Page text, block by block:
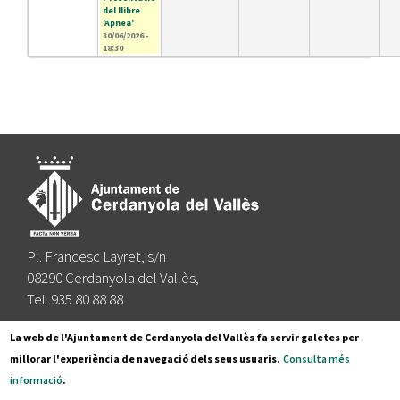
del llibre
'Apnea'
30/06/2026 -
18:30
Pl. Francesc Layret, s/n
08290 Cerdanyola del Vallès,
Tel. 935 80 88 88
Segueix-nos a:
La web de l'Ajuntament de Cerdanyola del Vallès fa servir galetes per
millorar l'experiència de navegació dels seus usuaris. Consulta més
informació.